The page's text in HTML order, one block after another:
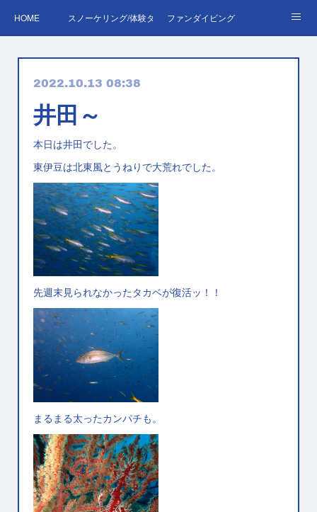
HOME スノーケリング/体験ダイビングファンダイビング
ダイビング・スキルアップレッスン｜プールで安心練習
AOW
プロへの第一歩！ダイブマスター
2022.10.13 08:38
井田～
本日は井田でした。
東伊豆は北東風とうねりで大荒れでした。
先週末見られなかったタカベが復活ッ！！
まるまる太ったカンパチも。